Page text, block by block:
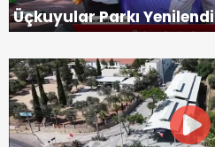
Üçkuyular Parkı Yenilendi